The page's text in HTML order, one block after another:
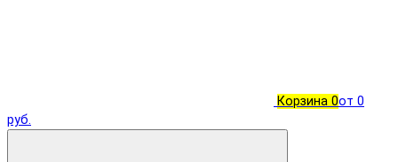
Корзина 0от 0
руб.